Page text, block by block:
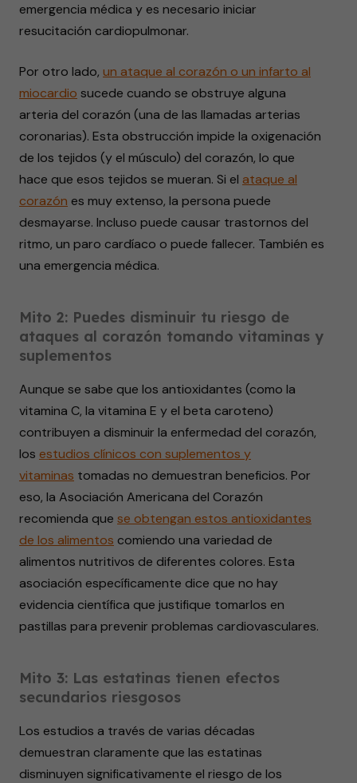
emergencia médica y es necesario iniciar
resucitación cardiopulmonar.
Por otro lado, un ataque al corazón o un infarto al
miocardio sucede cuando se obstruye alguna
arteria del corazón (una de las llamadas arterias
coronarias). Esta obstrucción impide la oxigenación
de los tejidos (y el músculo) del corazón, lo que
hace que esos tejidos se mueran. Si el ataque al
corazón es muy extenso, la persona puede
desmayarse. Incluso puede causar trastornos del
ritmo, un paro cardíaco o puede fallecer. También es
una emergencia médica.
Mito 2: Puedes disminuir tu riesgo de
ataques al corazón tomando vitaminas y
suplementos
Aunque se sabe que los antioxidantes (como la
vitamina C, la vitamina E y el beta caroteno)
contribuyen a disminuir la enfermedad del corazón,
los estudios clínicos con suplementos y
vitaminas tomadas no demuestran beneficios. Por
eso, la Asociación Americana del Corazón
recomienda que se obtengan estos antioxidantes
de los alimentos comiendo una variedad de
alimentos nutritivos de diferentes colores. Esta
asociación específicamente dice que no hay
evidencia científica que justifique tomarlos en
pastillas para prevenir problemas cardiovasculares.
Mito 3: Las estatinas tienen efectos
secundarios riesgosos
Los estudios a través de varias décadas
demuestran claramente que las estatinas
disminuyen significativamente el riesgo de los